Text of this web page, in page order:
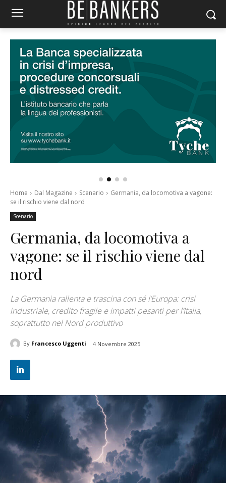
Home Dal Magazine Scenario
Germania, da locomotiva a vagone:
se il rischio viene dal nord
Scenario
Germania, da locomotiva a
vagone: se il rischio viene dal
nord
La Germania rallenta e trascina con sé l’Europa: crisi
industriale, credito fragile e impatti pesanti per l’Italia,
soprattutto nel Nord produttivo
By Francesco Uggenti 4 Novembre 2025